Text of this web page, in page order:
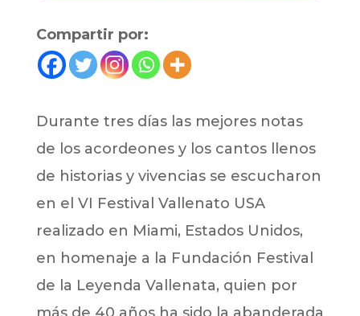
Compartir por:
Durante tres días las mejores notas
de los acordeones y los cantos llenos
de historias y vivencias se escucharon
en el VI Festival Vallenato USA
realizado en Miami, Estados Unidos,
en homenaje a la Fundación Festival
de la Leyenda Vallenata, quien por